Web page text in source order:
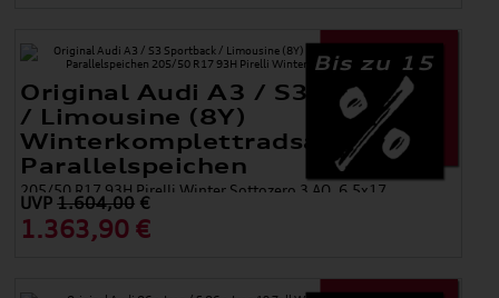
Bis zu 15
Original Audi A3 / S3 Sportback
/ Limousine (8Y)
Winterkomplettradsatz 5-
Parallelspeichen
205/50 R17 93H Pirelli Winter Sottozero 3 AO, 6,5x17
UVP1.604,00 €
1.363,90 €